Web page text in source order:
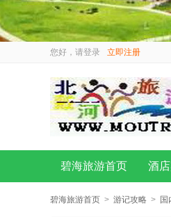
您好，请登录 立即注册
碧海旅游首页 酒
碧海旅游首页 > 游记攻略 > 国